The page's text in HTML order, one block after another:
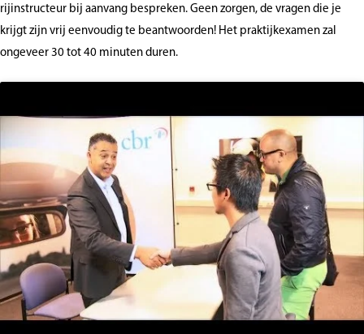
rijinstructeur bij aanvang bespreken. Geen zorgen, de vragen die je
krijgt zijn vrij eenvoudig te beantwoorden! Het praktijkexamen zal
ongeveer 30 tot 40 minuten duren.